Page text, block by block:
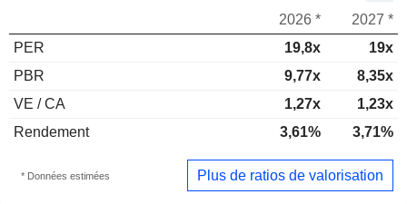
2026 *
2027 *
PER
19,8x
19x
PBR
9,77x
8,35x
VE / CA
1,27x
1,23x
Rendement
3,61% 3,71%
* Données estimées Plus de ratios de valorisation